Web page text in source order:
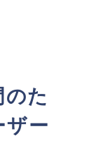
た
ザー